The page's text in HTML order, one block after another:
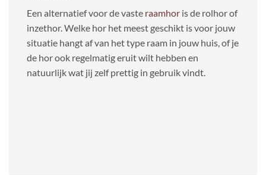
Een alternatief voor de vaste raamhor is de rolhor of
inzethor. Welke hor het meest geschikt is voor jouw
situatie hangt af van het type raam in jouw huis, of je
de hor ook regelmatig eruit wilt hebben en
natuurlijk wat jij zelf prettig in gebruik vindt.